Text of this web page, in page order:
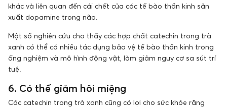
khác và liên quan đến cái chết của các tế bào thần kinh sản
xuất dopamine trong não.
Một số nghiên cứu cho thấy các hợp chất catechin trong trà
xanh có thể có nhiều tác dụng bảo vệ tế bào thần kinh trong
ống nghiệm và mô hình động vật, làm giảm nguy cơ sa sút trí
tuệ.
6. Có thể giảm hôi miệng
Các catechin trong trà xanh cũng có lợi cho sức khỏe răng